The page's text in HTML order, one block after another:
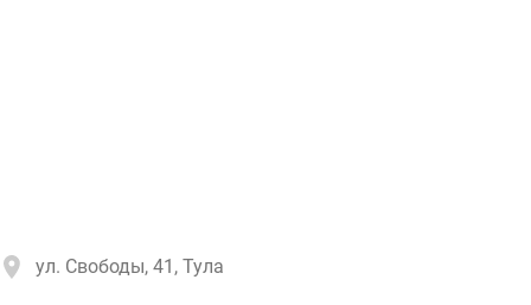
ул. Свободы, 41, Тула